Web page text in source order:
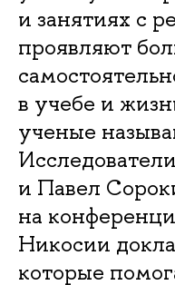
и занятиях с
проявляют
в учебе и
ученые
и Павел
на
Никосии
которые